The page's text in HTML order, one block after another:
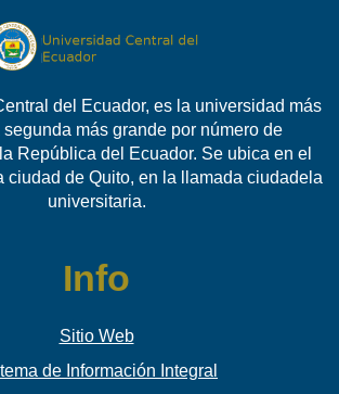
del Ecuador, es la universidad más
más grande por número de
República del Ecuador. Se ubica en el
ciudad de Quito, en la llamada ciudadela
universitaria.
Info
Sitio Web
de Información Integral